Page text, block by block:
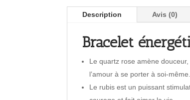
Description Avis (0)
Bracelet
Le quartz rose amène
l’amour à se porter à soi-même.
Le rubis est un puissant